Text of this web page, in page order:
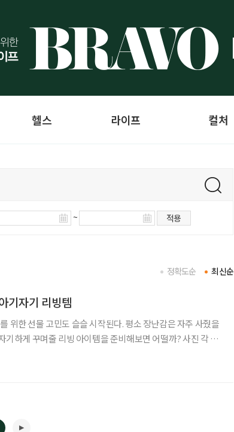
헬스 라이프 컬처
~ 적용
최신순
정확도순
기자기 리빙템
위한 선물 고민도 슬슬 시작된다. 평소 장난감은 자주 사줬을
게 꾸며줄 리빙 아이템을 준비해보면 어떨까? 사진 각 사